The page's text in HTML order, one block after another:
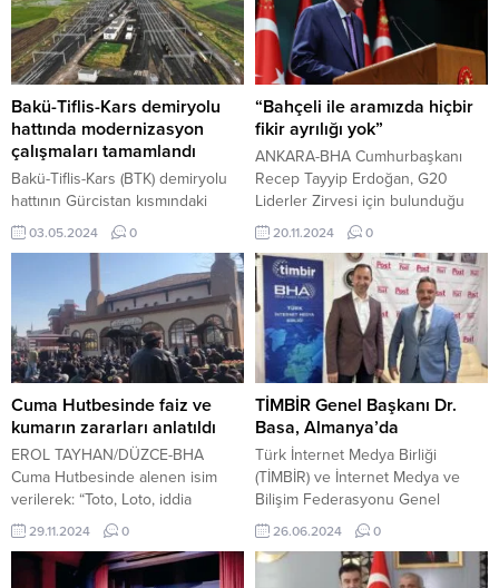
Bakü-Tiflis-Kars demiryolu
hattında modernizasyon
çalışmaları tamamlandı
Bakü-Tiflis-Kars (BTK) demiryolu
hattının Gürcistan kısmındaki
onarım ve genişletme çalışmaları
tamamlandı. 3 Mayıs 2024, 20:11
demiryolu hattında
modernizasyon çalışmaları
tamamlandı KARS – BHA Orta
Koridor’un önemli bir kesimi
olarak kabul edilen Bakü-Tiflis-
Kars (BTK) demiryolu hattının
Gürcistan...
03.05.2024 0
“Bahçeli ile aramızda hiçbir
fikir ayrılığı yok”
ANKARA-BHA Cumhurbaşkanı
Recep Tayyip Erdoğan, G20
Liderler Zirvesi için bulunduğu
Brezilya dönüşünde uçakta
gazetecilerin sorularını yanıtladı.
Erdoğan, Cumhur İttifakı ortağı
MHP Genel Başkanı Devlet
Bahçeli’nin, Abdullah Öcalan ve
PKK’nın silah bırakmasına yönelik
başlattığı tartışmalarla ilgili soruya,
“Bizim aramızda bir anlaşmazlık ya
da fikir ayrılığı asla söz konusu
değil. Ülkemizi 40...
20.11.2024 0
Cuma Hutbesinde faiz ve
kumarın zararları anlatıldı
EROL TAYHAN/DÜZCE-BHA
Cuma Hutbesinde alenen isim
verilerek: “Toto, Loto, iddia
kumardır, haramdır, faiz, kumar
haramdır.” denildi. Bu haftaki
Cuma hutbesinde “Maddi ve
29.11.2024 0
TİMBİR Genel Başkanı Dr.
Basa, Almanya’da
Türk İnternet Medya Birliği
(TİMBİR) ve İnternet Medya ve
Bilişim Federasyonu Genel
Başkanı Dr. Süleyman Basa,
Almanya’da, TİMBİR Temsilcisi
Erdal Altuntaş’ı ziyaret etti. 26
26.06.2024 0